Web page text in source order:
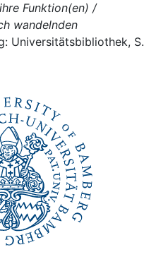
Funktion(en) /
wandelnden
Universitätsbibliothek, S.